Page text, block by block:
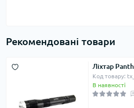
Рекомендовані товари
Ліхтар
Код товару:
В наявності